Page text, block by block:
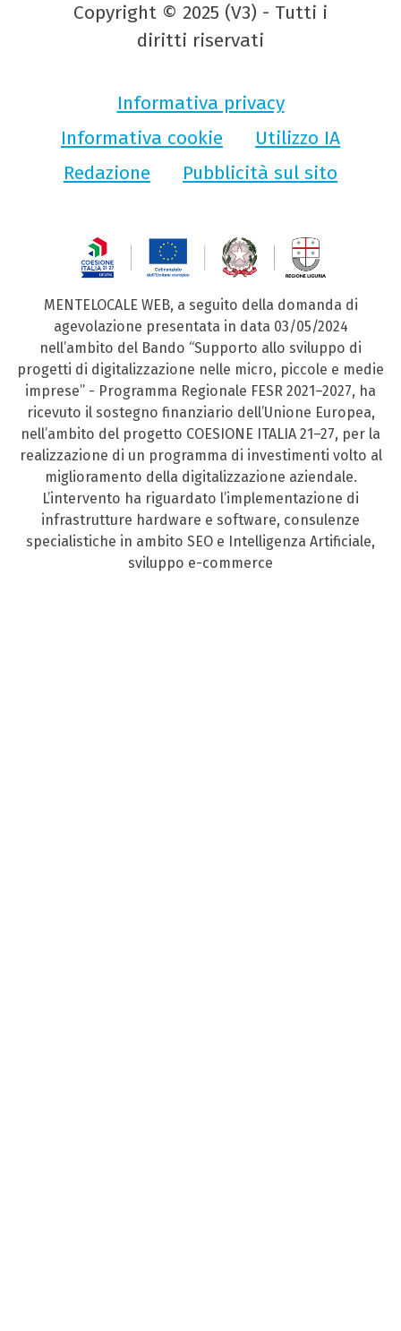
Copyright © 2025 (V3) - Tutti i
diritti riservati
Informativa privacy
Informativa cookie
Utilizzo IA
Redazione
Pubblicità sul sito
MENTELOCALE WEB, a seguito della domanda di
agevolazione presentata in data 03/05/2024
nell’ambito del Bando “Supporto allo sviluppo di
progetti di digitalizzazione nelle micro, piccole e medie
imprese” - Programma Regionale FESR 2021–2027, ha
ricevuto il sostegno finanziario dell’Unione Europea,
nell’ambito del progetto COESIONE ITALIA 21–27, per la
realizzazione di un programma di investimenti volto al
miglioramento della digitalizzazione aziendale.
L’intervento ha riguardato l’implementazione di
infrastrutture hardware e software, consulenze
specialistiche in ambito SEO e Intelligenza Artificiale,
sviluppo e-commerce